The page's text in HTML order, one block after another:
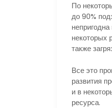
По
до 90%
некоторых
также
Все это
развития
и в
ресурса.